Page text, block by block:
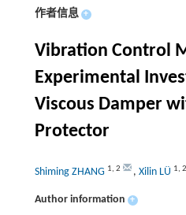
作者信息 +
Vibration Control
Experimental
Viscous Damper
Protector
Shiming ZHANG 1, 2 , Xilin LÜ 1, 2
Author information +